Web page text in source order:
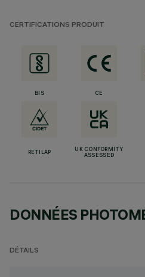
CERTIFICATIONS PRODUIT
BIS CE
RETILAP
UK CONFORMITY
ASSESSED
DONNÉES
DÉTAILS